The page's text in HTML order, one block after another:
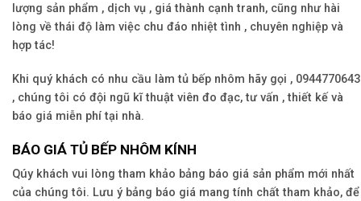
lượng sản phẩm , dịch vụ , giá thành cạnh tranh, cũng như hài
lòng về thái độ làm việc chu đáo nhiệt tình , chuyên nghiệp và
hợp tác!
Khi quý khách có nhu cầu làm tủ bếp nhôm hãy gọi , 0944770643
, chúng tôi có đội ngũ kĩ thuật viên đo đạc, tư vấn , thiết kế và
báo giá miễn phí tại nhà.
BÁO GIÁ TỦ BẾP NHÔM KÍNH
Qúy khách vui lòng tham khảo bảng báo giá sản phẩm mới nhất
của chúng tôi. Lưu ý bảng báo giá mang tính chất tham khảo, để